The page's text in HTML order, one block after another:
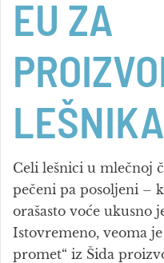
EU ZA
LEŠNIKA
Celi lešnici u mlečnoj
pečeni pa posoljeni –
orašasto voće ukusno
Istovremeno, veoma
promet“ iz Šida